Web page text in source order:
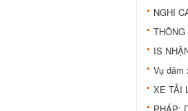
NGHI
IS
Vụ đâm
XE TẢI